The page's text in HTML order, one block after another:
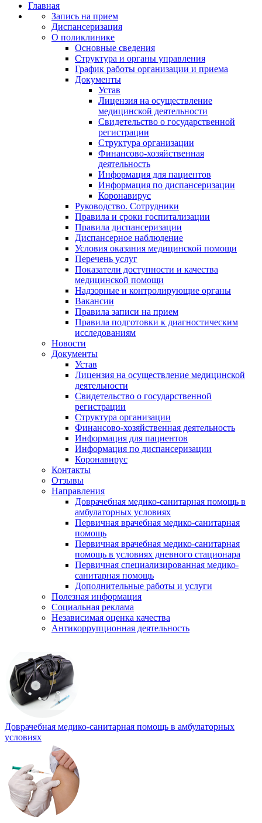
Главная
Запись на прием
Диспансеризация
О поликлинике
Основные сведения
Структура и органы управления
График работы организации и приема
Документы
Устав
Лицензия на осуществление
медицинской деятельности
Свидетельство о государственной
регистрации
Структура организации
Финансово-хозяйственная
деятельность
Информация для пациентов
Информация по диспансеризации
Коронавирус
Руководство. Сотрудники
Правила и сроки госпитализации
Правила диспансеризации
Диспансерное наблюдение
Условия оказания медицинской помощи
Перечень услуг
Показатели доступности и качества
медицинской помощи
Надзорные и контролирующие органы
Вакансии
Правила записи на прием
Правила подготовки к диагностическим
исследованиям
Новости
Документы
Устав
Лицензия на осуществление медицинской
деятельности
Свидетельство о государственной
регистрации
Структура организации
Финансово-хозяйственная деятельность
Информация для пациентов
Информация по диспансеризации
Коронавирус
Контакты
Отзывы
Направления
Доврачебная медико-санитарная помощь в
амбулаторных условиях
Первичная врачебная медико-санитарная
помощь
Первичная врачебная медико-санитарная
помощь в условиях дневного стационара
Первичная специализированная медико-
санитарная помощь
Дополнительные работы и услуги
Полезная информация
Социальная реклама
Независимая оценка качества
Антикоррупционная деятельность
Доврачебная медико-санитарная помощь в амбулаторных
условиях